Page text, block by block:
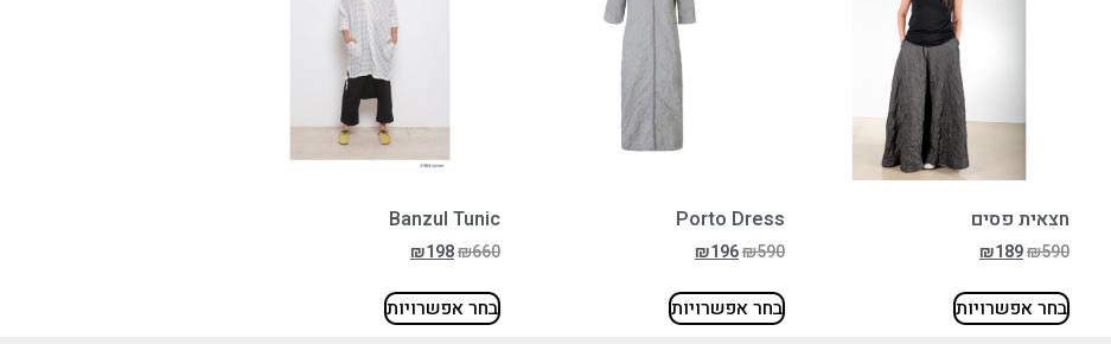
חצאית פסים
₪590
₪189
בחר אפשרויות
Porto Dress
₪590
₪196
בחר אפשרויות
Banzul Tunic
₪660
₪198
בחר אפשרויות